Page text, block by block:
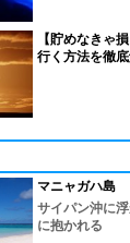
【貯めなきゃ
行く方法を徹
マニャガハ島
サイパン沖に
に抱かれる